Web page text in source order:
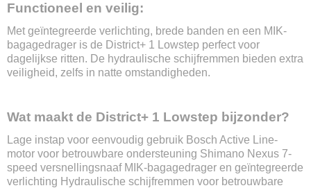
Wielmaat
27.5 Inch
Soort accu
Lithium-ion
Accu capaciteit
Tot 130km
Uitneembare accu
Nee
Vervangbare accu
Ja
Functioneel en veilig:
Met geïntegreerde verlichting, brede banden en een MIK-
bagagedrager is de District+ 1 Lowstep perfect voor
dagelijkse ritten. De hydraulische schijfremmen bieden extra
veiligheid, zelfs in natte omstandigheden.
Wat maakt de District+ 1 Lowstep bijzonder?
Lage instap voor eenvoudig gebruik Bosch Active Line-
motor voor betrouwbare ondersteuning Shimano Nexus 7-
speed versnellingsnaaf MIK-bagagedrager en geïntegreerde
verlichting Hydraulische schijfremmen voor betrouwbare